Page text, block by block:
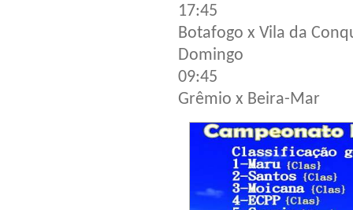
17:45
Botafogo x Vila da
Domingo
09:45
Grêmio x Beira-Mar